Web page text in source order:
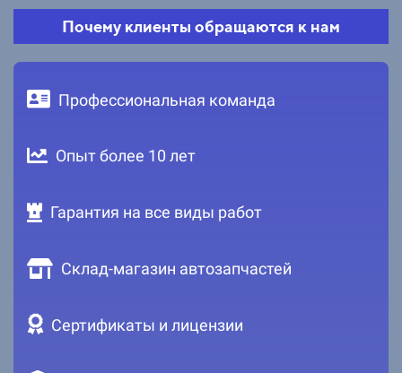
Почему клиенты обращаются к нам
Профессиональная команда
Опыт более 10 лет
Гарантия на все виды работ
Склад-магазин автозапчастей
Сертификаты и лицензии